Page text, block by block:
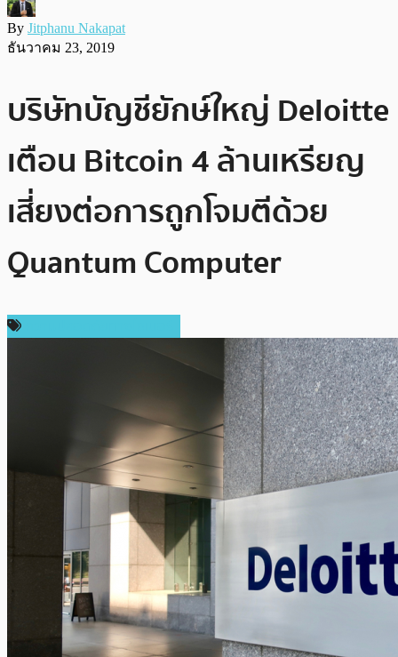
By Jitphanu Nakapat
ธันวาคม 23, 2019
บริษัทบัญชียักษ์ใหญ่ Deloitte
เตือน Bitcoin 4 ล้านเหรียญ
เสี่ยงต่อการถูกโจมตีด้วย
Quantum Computer